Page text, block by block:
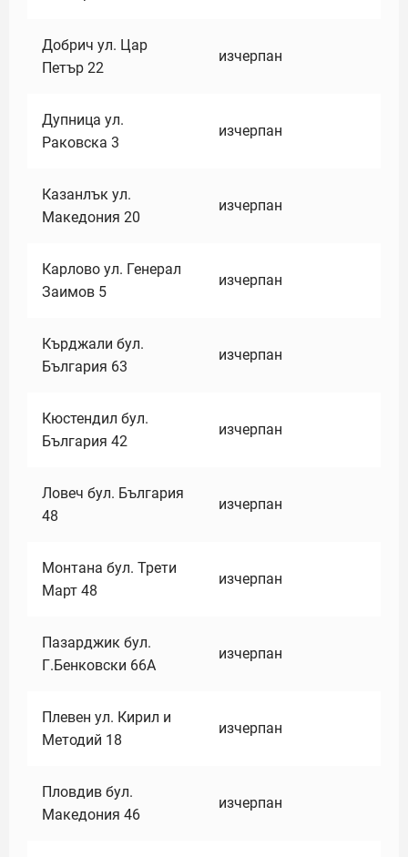
Добрич ул. Цар
Петър 22
изчерпан
Дупница ул.
Раковска 3
изчерпан
Казанлък ул.
Македония 20
изчерпан
Карлово ул. Генерал
Заимов 5
изчерпан
Кърджали бул.
България 63
изчерпан
Кюстендил бул.
България 42
изчерпан
Ловеч бул. България
48
изчерпан
Монтана бул. Трети
Март 48
изчерпан
Пазарджик бул.
Г.Бенковски 66А
изчерпан
Плевен ул. Кирил и
Методий 18
изчерпан
Пловдив бул.
Македония 46
изчерпан